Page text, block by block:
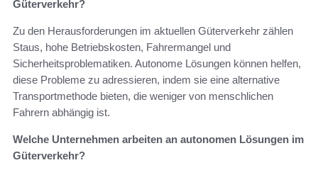
Güterverkehr?
Zu den Herausforderungen im aktuellen Güterverkehr zählen
Staus, hohe Betriebskosten, Fahrermangel und
Sicherheitsproblematiken. Autonome Lösungen können helfen,
diese Probleme zu adressieren, indem sie eine alternative
Transportmethode bieten, die weniger von menschlichen
Fahrern abhängig ist.
Welche Unternehmen arbeiten an autonomen Lösungen im
Güterverkehr?